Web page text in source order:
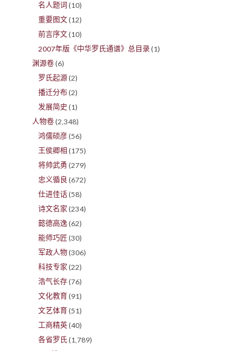
名人题词 (10)
重要图文 (12)
前言序文 (10)
2007年版《中华罗氏通谱》总目录 (1)
渊源卷 (6)
罗氏起源 (2)
播迁分布 (2)
发展简史 (1)
人物卷 (2,348)
鸿儒硕彦 (56)
王侯卿相 (175)
将帅武勇 (279)
忠义循良 (672)
仕进佳话 (58)
诗文名家 (234)
懿德高逸 (62)
能师巧匠 (30)
军政人物 (306)
科技专家 (22)
浩气长存 (76)
文化教育 (91)
文艺体育 (51)
工商精英 (40)
各省罗氏 (1,789)